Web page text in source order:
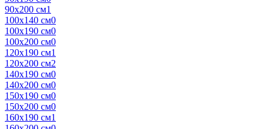
90х200 см1
100х140 см0
100х190 см0
100х200 см0
120х190 см1
120х200 см2
140х190 см0
140х200 см0
150х190 см0
150х200 см0
160х190 см1